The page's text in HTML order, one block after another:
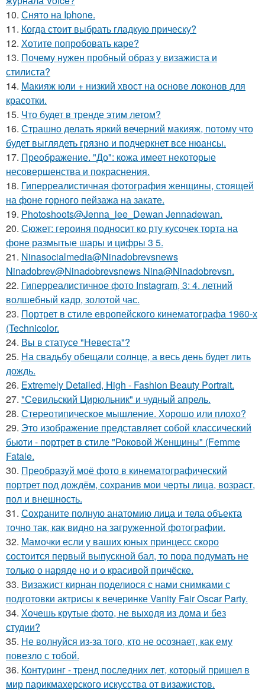
10. Снято на Iphone.
11. Когда стоит выбрать гладкую прическу?
12. Хотите попробовать каре?
13. Почему нужен пробный образ у визажиста и
стилиста?
14. Макияж юли + низкий хвост на основе локонов для
красотки.
15. Что будет в тренде этим летом?
16. Страшно делать яркий вечерний макияж, потому что
будет выглядеть грязно и подчеркнет все нюансы.
17. Преображение. "До": кожа имеет некоторые
несовершенства и покраснения.
18. Гиперреалистичная фотография женщины, стоящей
на фоне горного пейзажа на закате.
19. Photoshoots@Jenna_lee_Dewan Jennadewan.
20. Сюжет: героиня подносит ко рту кусочек торта на
фоне размытые шары и цифры 3 5.
21. Ninasocialmedia@Ninadobrevsnews
Ninadobrev@Ninadobrevsnews Nina@Ninadobrevsn.
22. Гиперреалистичное фото Instagram, 3: 4. летний
волшебный кадр, золотой час.
23. Портрет в стиле европейского кинематографа 1960-х
(Technicolor.
24. Вы в статусе "Невеста"?
25. На свадьбу обещали солнце, а весь день будет лить
дождь.
26. Extremely Detailed, High - Fashion Beauty Portrait.
27. "Севильский Цирюльник" и чудный апрель.
28. Стереотипическое мышление. Хорошо или плохо?
29. Это изображение представляет собой классический
бьюти - портрет в стиле "Роковой Женщины" (Femme
Fatale.
30. Преобразуй моё фото в кинематографический
портрет под дождём, сохранив мои черты лица, возраст,
пол и внешность.
31. Сохраните полную анатомию лица и тела объекта
точно так, как видно на загруженной фотографии.
32. Мамочки если у ваших юных принцесс скоро
состоится первый выпускной бал, то пора подумать не
только о наряде но и о красивой причёске.
33. Визажист кирнан поделиося с нами снимками с
подготовки актрисы к вечеринке Vanity Fair Oscar Party.
34. Хочешь крутые фото, не выходя из дома и без
студии?
35. Не волнуйся из-за того, кто не осознает, как ему
повезло с тобой.
36. Контуринг - тренд последних лет, который пришел в
мир парикмахерского искусства от визажистов.